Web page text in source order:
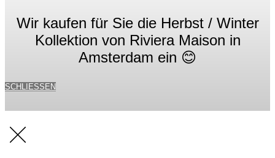
Wir kaufen für Sie die Herbst / Winter
Kollektion von Riviera Maison in
Amsterdam ein 😊
SCHLIESSEN